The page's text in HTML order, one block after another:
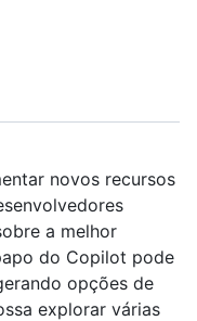
novos recursos
a melhor
do Copilot pode
opções de
explorar várias